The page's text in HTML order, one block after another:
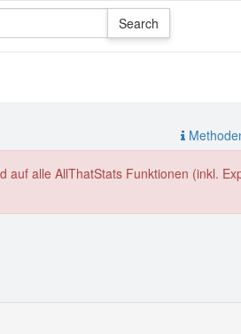
auf alle AllThatStats Funktionen (inkl.